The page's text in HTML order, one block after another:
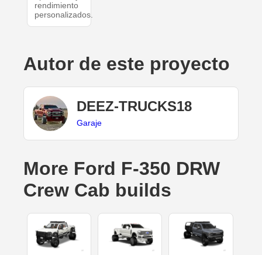
rendimiento
personalizados.
Autor de este proyecto
DEEZ-TRUCKS18
Garaje
More Ford F-350 DRW
Crew Cab builds